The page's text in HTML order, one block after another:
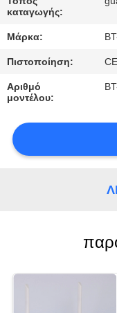
SITEMAP
PRIVACY
καταγωγής:
Μάρκα:
Πιστοποίηση: CE
Αριθμό
μοντέλου: